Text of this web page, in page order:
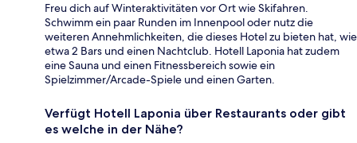
Freu dich auf Winteraktivitäten vor Ort wie Skifahren.
Schwimm ein paar Runden im Innenpool oder nutz die
weiteren Annehmlichkeiten, die dieses Hotel zu bieten hat, wie
etwa 2 Bars und einen Nachtclub. Hotell Laponia hat zudem
eine Sauna und einen Fitnessbereich sowie ein
Spielzimmer/Arcade-Spiele und einen Garten.
Verfügt Hotell Laponia über Restaurants oder gibt
es welche in der Nähe?